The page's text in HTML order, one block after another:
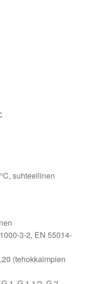
suhteellinen
3-2, EN 55014-
(tehokkaimpien